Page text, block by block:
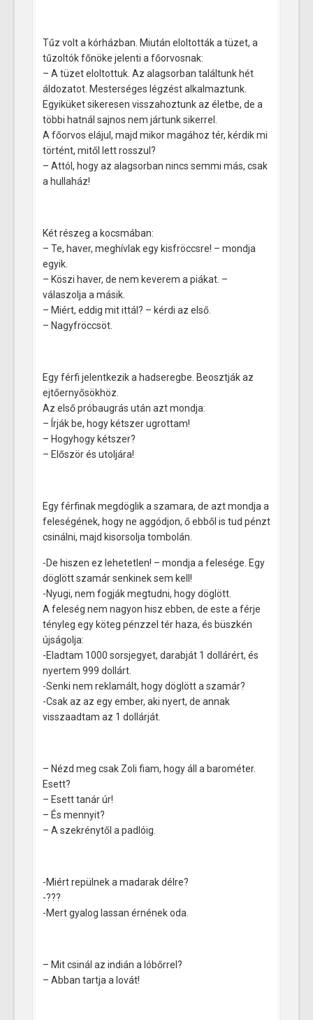
Tűz volt a kórházban. Miután eloltották a tüzet, a
tűzoltók főnöke jelenti a főorvosnak:
– A tüzet eloltottuk. Az alagsorban találtunk hét
áldozatot. Mesterséges légzést alkalmaztunk.
Egyiküket sikeresen visszahoztunk az életbe, de a
többi hatnál sajnos nem jártunk sikerrel.
A főorvos elájul, majd mikor magához tér, kérdik mi
történt, mitől lett rosszul?
– Attól, hogy az alagsorban nincs semmi más, csak
a hullaház!
Két részeg a kocsmában:
– Te, haver, meghívlak egy kisfröccsre! – mondja
egyik.
– Köszi haver, de nem keverem a piákat. –
válaszolja a másik.
– Miért, eddig mit ittál? – kérdi az első.
– Nagyfröccsöt.
Egy férfi jelentkezik a hadseregbe. Beosztják az
ejtőernyősökhöz.
Az első próbaugrás után azt mondja:
– Írják be, hogy kétszer ugrottam!
– Hogyhogy kétszer?
– Először és utoljára!
Egy férfinak megdöglik a szamara, de azt mondja a
feleségének, hogy ne aggódjon, ő ebből is tud pénzt
csinálni, majd kisorsolja tombolán.
-De hiszen ez lehetetlen! – mondja a felesége. Egy
döglött szamár senkinek sem kell!
-Nyugi, nem fogják megtudni, hogy döglött.
A feleség nem nagyon hisz ebben, de este a férje
tényleg egy köteg pénzzel tér haza, és büszkén
újságolja:
-Eladtam 1000 sorsjegyet, darabját 1 dollárért, és
nyertem 999 dollárt.
-Senki nem reklamált, hogy döglött a szamár?
-Csak az az egy ember, aki nyert, de annak
visszaadtam az 1 dollárját.
– Nézd meg csak Zoli fiam, hogy áll a barométer.
Esett?
– Esett tanár úr!
– És mennyit?
– A szekrénytől a padlóig.
-Miért repülnek a madarak délre?
-???
-Mert gyalog lassan érnének oda.
– Mit csinál az indián a lóbőrrel?
– Abban tartja a lovát!